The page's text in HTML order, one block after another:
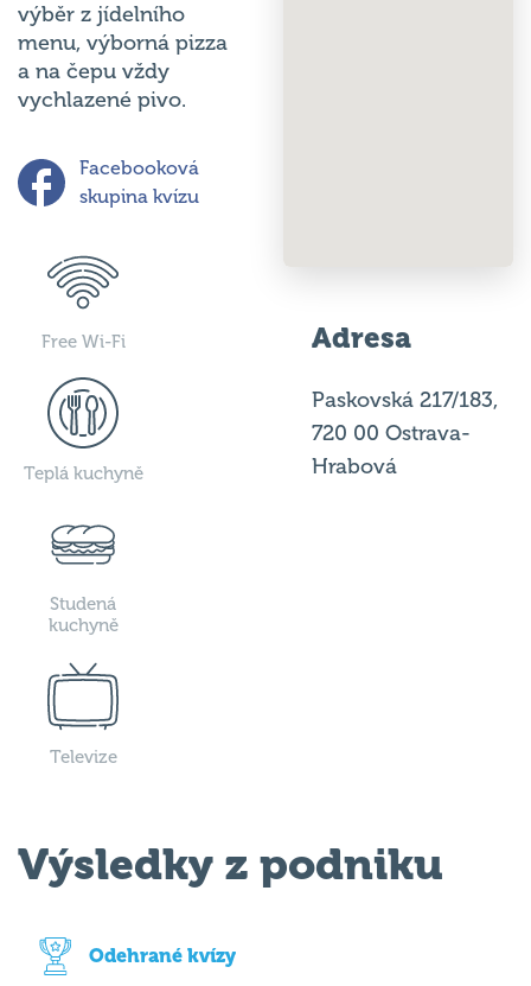
výběr z jídelního
menu, výborná pizza
a na čepu vždy
vychlazené pivo.
Facebooková
skupina kvízu
Free Wi-Fi
Teplá kuchyně
Studená
kuchyně
Televize
Adresa
Paskovská 217/183,
720 00 Ostrava-
Hrabová
Výsledky z podniku
Odehrané kvízy